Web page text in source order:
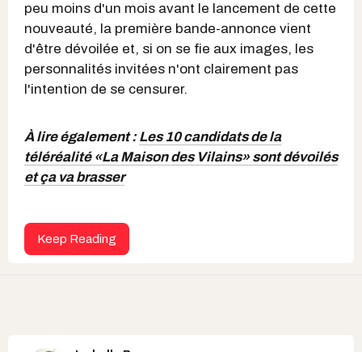
peu moins d'un mois avant le lancement de cette
nouveauté, la première bande-annonce vient
d'être dévoilée et, si on se fie aux images, les
personnalités invitées n'ont clairement pas
l'intention de se censurer.
À lire également :Les 10 candidats de la
téléréalité «La Maison des Vilains» sont dévoilés
et ça va brasser
Keep Reading